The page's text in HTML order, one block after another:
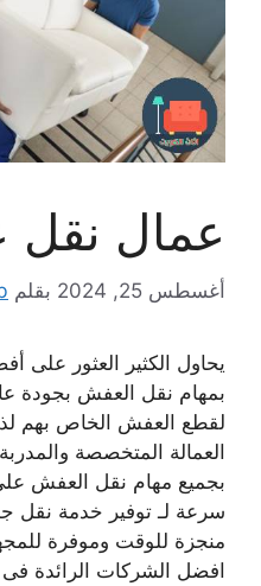
عمال
أغسطس 25, 2024 بقلم
يحاول الكثير العثور على
بمهام نقل العفش بجودة
لقطع العفش الخاص بهم
العمالة المتخصصة
بجميع مهام نقل العفش
سرعة لـ توفير خدمة نقل
منجزة للوقت وموفرة
افضل الشركات الرائدة